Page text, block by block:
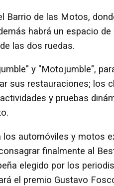
de las Motos,
habrá un espacio
las dos ruedas.
y "Motojumble",
sus restauraciones; los
y pruebas
automóviles y motos
finalmente al
elegido por los
el premio Gustavo